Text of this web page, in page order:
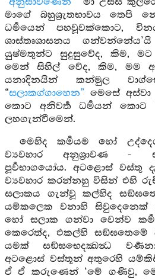
මාගේ බහුශ්‍රැතභාවය තෙපි
ධර්‍මයෙන් පහවූවක්කොට,
ශාස්තෘශාසනය
යුෂ්මතුන්ට සුදුසුවේද, කිම,
මෙන් සිහිල් වේද, කිම, මම
යනාදිනයින් කන්මුල
“සලාකග්ගාහෙන” මෙසේ
කොට අනිවර්‍ත ධර්‍මයන් කොට
ලහගැන්වීමෙන්.
මෙහිද කර්‍මයම හෝ
ව්‍යවහාර අනුශ්‍රාවණ -
පූර්‍වභාගයෝය. අටළොස් වස්තු
ව්‍යවහාර කරන්නහු විසින් එහි
සලාකය ගැන්වූ කල්හිද
යම්කලෙක වනාහි
හෝ සලාක ගන්වා වෙන්ව
කෙරෙත්ද, එකල්හි
යමක් සඞ්ඝභෙදක්‍ඛන්‍ධ
අටළොස් වස්තූන් අතුරෙහි
ඒ ඒ කරුණෙන් ‘මේ ගණිවු,